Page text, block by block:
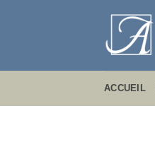
ACCUEIL